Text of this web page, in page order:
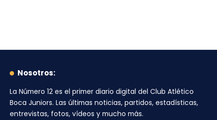
Nosotros:
La Número 12 es el primer diario digital del Club Atlético
Boca Juniors. Las últimas noticias, partidos, estadísticas,
entrevistas, fotos, vídeos y mucho más.